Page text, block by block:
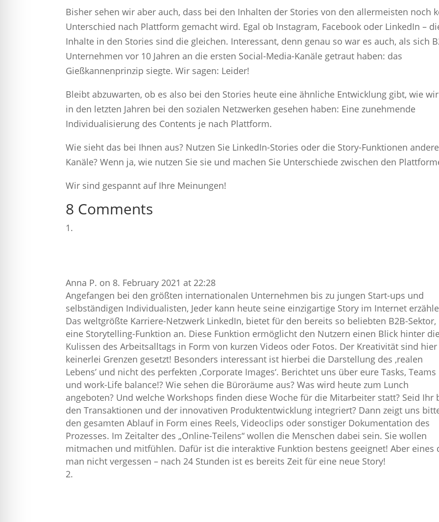
Bisher sehen wir aber auch, dass bei den Inhalten der Stories von den allermeisten noch
Unterschied nach Plattform gemacht wird. Egal ob Instagram, Facebook oder LinkedIn –
Inhalte in den Stories sind die gleichen. Interessant, denn genau so war es auch, als sich
Unternehmen vor 10 Jahren an die ersten Social-Media-Kanäle getraut haben: das
Gießkannenprinzip siegte. Wir sagen: Leider!
Bleibt abzuwarten, ob es also bei den Stories heute eine ähnliche Entwicklung gibt, wie
in den letzten Jahren bei den sozialen Netzwerken gesehen haben: Eine zunehmende
Individualisierung des Contents je nach Plattform.
Wie sieht das bei Ihnen aus? Nutzen Sie LinkedIn-Stories oder die Story-Funktionen
Kanäle? Wenn ja, wie nutzen Sie sie und machen Sie Unterschiede zwischen den
Wir sind gespannt auf Ihre Meinungen!
8 Comments
Anna P. on 8. February 2021 at 22:28
Angefangen bei den größten internationalen Unternehmen bis zu jungen Start-ups und
selbständigen Individualisten, Jeder kann heute seine einzigartige Story im Internet
Das weltgrößte Karriere-Netzwerk LinkedIn, bietet für den bereits so beliebten B2B-Sektor,
eine Storytelling-Funktion an. Diese Funktion ermöglicht den Nutzern einen Blick hinter
Kulissen des Arbeitsalltags in Form von kurzen Videos oder Fotos. Der Kreativität sind hier
keinerlei Grenzen gesetzt! Besonders interessant ist hierbei die Darstellung des ‚realen
Lebens’ und nicht des perfekten ‚Corporate Images‘. Berichtet uns über eure Tasks, Teams
und work-Life balance!? Wie sehen die Büroräume aus? Was wird heute zum Lunch
angeboten? Und welche Workshops finden diese Woche für die Mitarbeiter statt? Seid Ihr
den Transaktionen und der innovativen Produktentwicklung integriert? Dann zeigt uns
den gesamten Ablauf in Form eines Reels, Videoclips oder sonstiger Dokumentation des
Prozesses. Im Zeitalter des „Online-Teilens“ wollen die Menschen dabei sein. Sie wollen
mitmachen und mitfühlen. Dafür ist die interaktive Funktion bestens geeignet! Aber eines
man nicht vergessen – nach 24 Stunden ist es bereits Zeit für eine neue Story!